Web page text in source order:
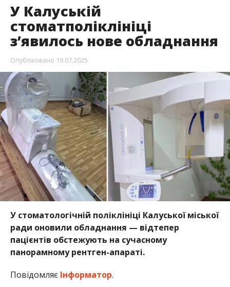
У Калуській
стоматполіклініці
з’явилось нове обладнання
Опубліковано 19.07.2025
У стоматологічній поліклініці Калуської міської
ради оновили обладнання — відтепер
пацієнтів обстежують на сучасному
панорамному рентген-апараті.
Повідомляє Інформатор.